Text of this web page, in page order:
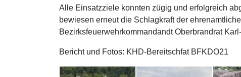
Alle Einsatzziele konnten zügig und erfolgreich
bewiesen erneut die Schlagkraft der
Bezirksfeuerwehrkommandandt Oberbrandrat
Bericht und Fotos: KHD-Bereitschfat BFKDO21